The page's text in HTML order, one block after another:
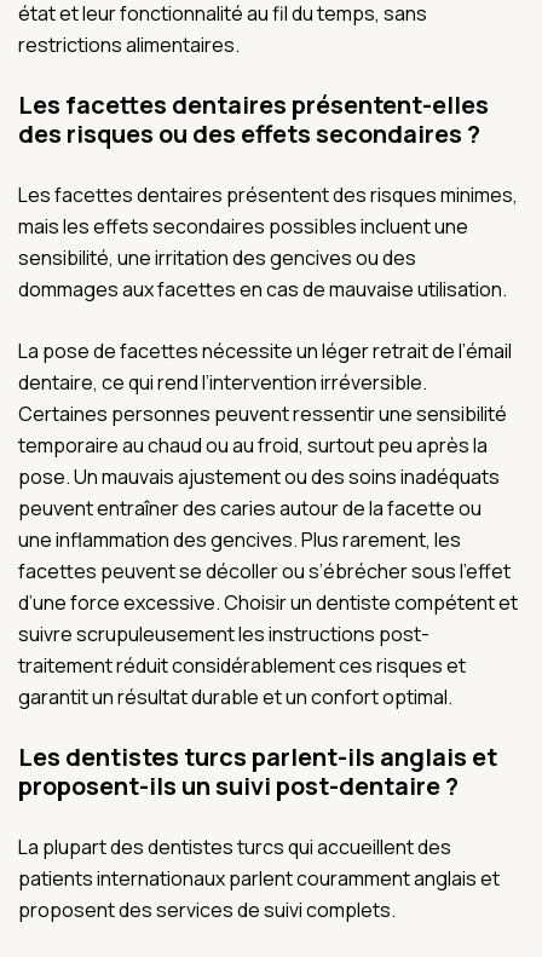
état et leur fonctionnalité au fil du temps, sans
restrictions alimentaires.
Les facettes dentaires présentent-elles
des risques ou des effets secondaires ?
Les facettes dentaires présentent des risques minimes,
mais les effets secondaires possibles incluent une
sensibilité, une irritation des gencives ou des
dommages aux facettes en cas de mauvaise utilisation.
La pose de facettes nécessite un léger retrait de l’émail
dentaire, ce qui rend l’intervention irréversible.
Certaines personnes peuvent ressentir une sensibilité
temporaire au chaud ou au froid, surtout peu après la
pose. Un mauvais ajustement ou des soins inadéquats
peuvent entraîner des caries autour de la facette ou
une inflammation des gencives. Plus rarement, les
facettes peuvent se décoller ou s’ébrécher sous l’effet
d’une force excessive. Choisir un dentiste compétent et
suivre scrupuleusement les instructions post-
traitement réduit considérablement ces risques et
garantit un résultat durable et un confort optimal.
Les dentistes turcs parlent-ils anglais et
proposent-ils un suivi post-dentaire ?
La plupart des dentistes turcs qui accueillent des
patients internationaux parlent couramment anglais et
proposent des services de suivi complets.